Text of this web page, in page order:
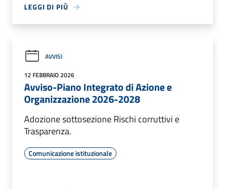
LEGGI DI PIÙ
AVVISI
12 FEBBRAIO 2026
Avviso-Piano Integrato di Azione e
Organizzazione 2026-2028
Adozione sottosezione Rischi corruttivi e
Trasparenza.
Comunicazione istituzionale